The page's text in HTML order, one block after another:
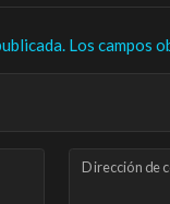
Los campos
Dirección de